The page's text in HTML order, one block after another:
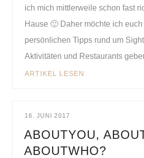
ich mich mittlerweile schon fast
Hause 🙂 Daher möchte ich
persönlichen Tipps rund um
Aktivitäten und Restaurants
ARTIKEL LESEN
16. JUNI 2017
ABOUTYOU,
ABOUTWHO?